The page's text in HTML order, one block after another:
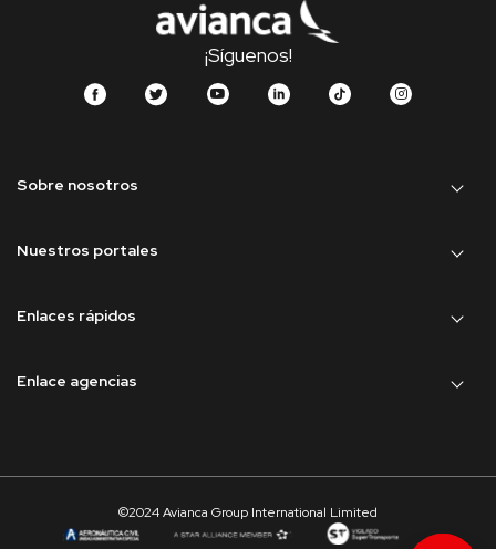
¡Síguenos!
Sobre nosotros
Nuestros portales
Enlaces rápidos
Enlace agencias
©2024 Avianca Group International Limited